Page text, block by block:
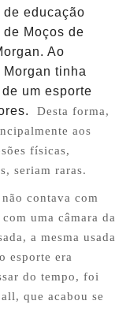
educação
Moços de
Ao
tinha
um esporte
Desta forma,
aos
físicas,
seriam raras.
contava com
uma câmara da
a mesma usada
esporte era
do tempo, foi
que acabou se